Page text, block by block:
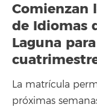
Comienzan
de Idiomas
Laguna
La matrícula
próximas